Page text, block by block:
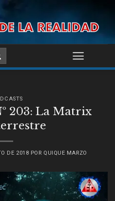
203: La Matrix
DE 2018 POR QUIQUE MARZO